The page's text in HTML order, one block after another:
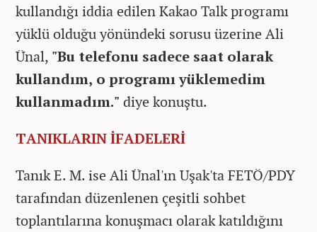
kullandığı iddia edilen Kakao Talk programı
yüklü olduğu yönündeki sorusu üzerine Ali
Ünal, "Bu telefonu sadece saat olarak
kullandım, o programı yüklemedim
kullanmadım." diye konuştu.
TANIKLARIN İFADELERİ
Tanık E. M. ise Ali Ünal'ın Uşak'ta FETÖ/PDY
tarafından düzenlenen çeşitli sohbet
toplantılarına konuşmacı olarak katıldığını